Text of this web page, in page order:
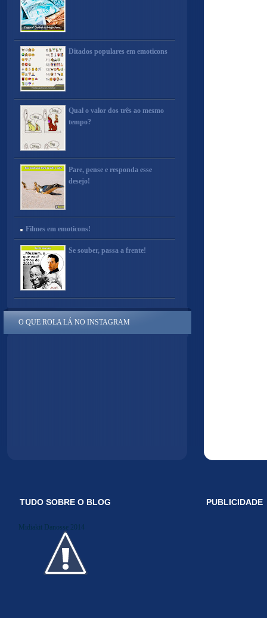
Ditados populares em emoticons
Qual o valor dos três ao mesmo
tempo?
Pare, pense e responda esse
desejo!
Filmes em emoticons!
Se souber, passa a frente!
O QUE ROLA LÁ NO INSTAGRAM
TUDO SOBRE O BLOG
Midiakit Danosse 2014
PUBLICIDADE